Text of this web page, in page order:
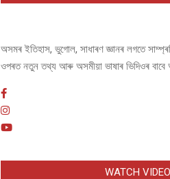
অসমৰ ইতিহাস, ভুগোল, সাধাৰণ জ্ঞানৰ লগতে
ওপৰত নতুন তথ্য আৰু অসমীয়া ভাষাৰ ভিদিওৰ
WATCH